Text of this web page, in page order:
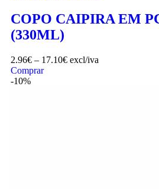
COPO CAIPIRA EM
(330ML)
2.96€ – 17.10€ excl/iva
Comprar
-10%